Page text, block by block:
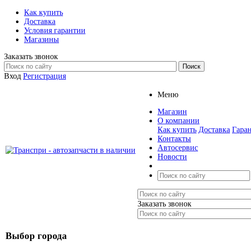
Как купить
Доставка
Условия гарантии
Магазины
Заказать звонок
Вход Регистрация
Меню
Магазин
О компании
Как купить Доставка
Контакты
Автосервис
Новости
Заказать звонок
Выбор города